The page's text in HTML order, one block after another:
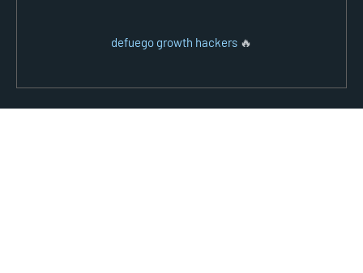
defuego growth hackers 🔥